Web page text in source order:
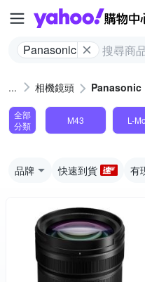
Panasonic
相機鏡頭 Panasonic
全部
分類
M43 L-
品牌 快速到貨 有